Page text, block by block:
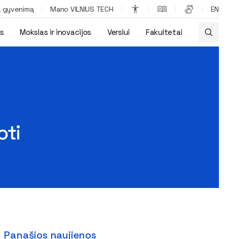
gyvenimą Mano VILNIUS TECH EN
Mokslas ir inovacijos Verslui Fakultetai
Panašios naujienos